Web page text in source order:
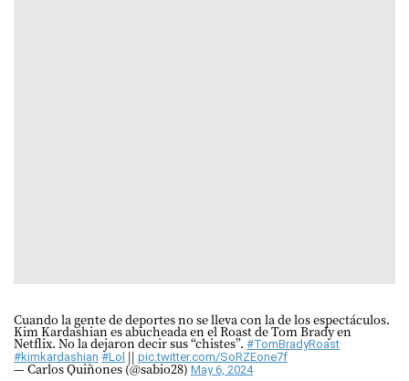
Cuando la gente de deportes no se lleva con la de los espectáculos.
Kim Kardashian es abucheada en el Roast de Tom Brady en
Netflix. No la dejaron decir sus “chistes”. #TomBradyRoast
#kimkardashian #Lol || pic.twitter.com/SoRZEone7f
— Carlos Quiñones (@sabio28)May 6, 2024